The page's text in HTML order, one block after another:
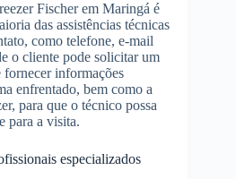
Fischer em Maringá é
das assistências técnicas
como telefone, e-mail
o cliente pode solicitar um
informações
enfrentado, bem como a
para que o técnico possa
para a visita.
especializados